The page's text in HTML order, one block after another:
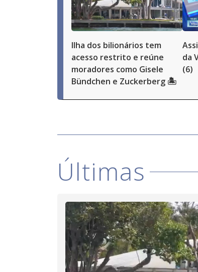
Ilha dos bilionários tem
acesso restrito e reúne
moradores como Gisele
Bündchen e Zuckerberg 🏝️
da
(6)
Últimas